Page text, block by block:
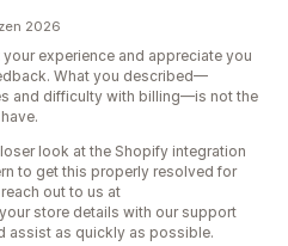
2026
your experience and appreciate you
What you described—
and difficulty with billing—is not the
look at the Shopify integration
to get this properly resolved for
out to us at
store details with our support
assist as quickly as possible.